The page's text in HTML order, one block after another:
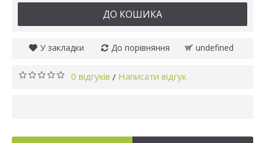
ДО КОШИКА
У закладки До порівняння undefined
0 відгуків / Написати відгук